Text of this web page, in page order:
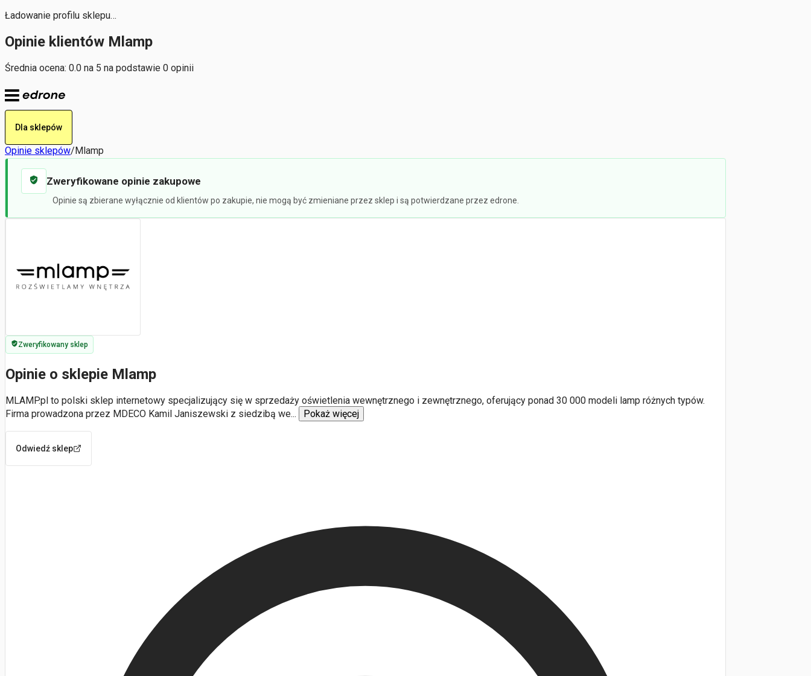
Ładowanie profilu sklepu…
Opinie klientów Mlamp
Średnia ocena: 0.0 na 5 na podstawie 0 opinii
Dla sklepów
Opinie sklepów/Mlamp
Zweryfikowane opinie zakupowe
Opinie są zbierane wyłącznie od klientów po zakupie, nie mogą być zmieniane przez sklep i są potwierdzane przez edrone.
Zweryfikowany sklep
Opinie o sklepie Mlamp
MLAMP.pl to polski sklep internetowy specjalizujący się w sprzedaży oświetlenia wewnętrznego i zewnętrznego, oferujący ponad 30 000 modeli lamp różnych typów.
Firma prowadzona przez MDECO Kamil Janiszewski z siedzibą we... Pokaż więcej
Odwiedź sklep